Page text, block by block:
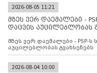
2026-08-05 11:21
მზეს ვერ დაემალები -
დაცვის აუცილებლობას
მზეს ვერ დაემალები - PSP-
აუცილებლობას გვახსენებს
2026-08-04 10:00